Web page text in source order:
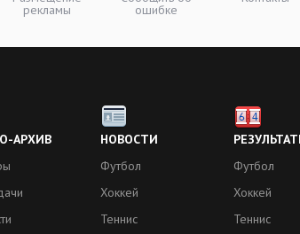
Никарагуа до 23
Австралия до 23
Бейсбол. Мировой
Больше видео
рекламы ошибке
АРХИВ
НОВОСТИ
Футбол
Хоккей
Теннис
Футбол
Хоккей
Теннис